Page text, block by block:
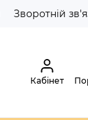
Зворотній
Кабінет